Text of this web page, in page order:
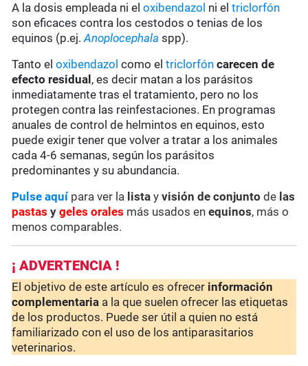
A la dosis empleada ni eloxibendazol ni eltriclorfón
son eficaces contra los cestodos o tenias de los
equinos (p.ej.Anoplocephala spp).
Tanto eloxibendazol como eltriclorfón carecen de
efecto residual , es decir matan a los parásitos
inmediatamente tras el tratamiento, pero no los
protegen contra las reinfestaciones. En programas
anuales de control de helmintos en equinos, esto
puede exigir tener que volver a tratar a los animales
cada 4-6 semanas, según los parásitos
predominantes y su abundancia.
Pulse aquípara ver la lista yvisión de conjunto de las
pastas ygeles orales más usados en equinos, más o
menos comparables.
¡ ADVERTENCIA !
El objetivo de este artículo es ofrecer información
complementaria a la que suelen ofrecer las etiquetas
de los productos. Puede ser útil a quien no está
familiarizado con el uso de los antiparasitarios
veterinarios.